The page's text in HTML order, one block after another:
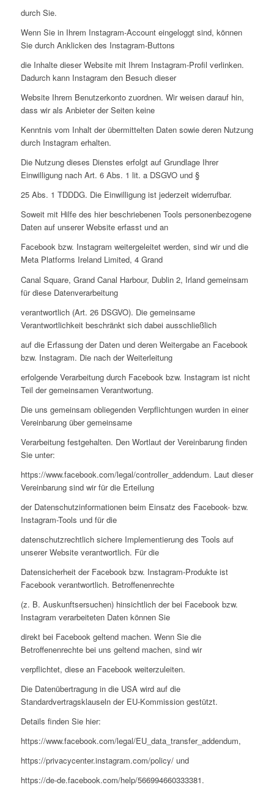
durch Sie.
Wenn Sie in Ihrem Instagram-Account eingeloggt sind, können
Sie durch Anklicken des Instagram-Buttons
die Inhalte dieser Website mit Ihrem Instagram-Profil verlinken.
Dadurch kann Instagram den Besuch dieser
Website Ihrem Benutzerkonto zuordnen. Wir weisen darauf hin,
dass wir als Anbieter der Seiten keine
Kenntnis vom Inhalt der übermittelten Daten sowie deren Nutzung
durch Instagram erhalten.
Die Nutzung dieses Dienstes erfolgt auf Grundlage Ihrer
Einwilligung nach Art. 6 Abs. 1 lit. a DSGVO und §
25 Abs. 1 TDDDG. Die Einwilligung ist jederzeit widerrufbar.
Soweit mit Hilfe des hier beschriebenen Tools personenbezogene
Daten auf unserer Website erfasst und an
Facebook bzw. Instagram weitergeleitet werden, sind wir und die
Meta Platforms Ireland Limited, 4 Grand
Canal Square, Grand Canal Harbour, Dublin 2, Irland gemeinsam
für diese Datenverarbeitung
verantwortlich (Art. 26 DSGVO). Die gemeinsame
Verantwortlichkeit beschränkt sich dabei ausschließlich
auf die Erfassung der Daten und deren Weitergabe an Facebook
bzw. Instagram. Die nach der Weiterleitung
erfolgende Verarbeitung durch Facebook bzw. Instagram ist nicht
Teil der gemeinsamen Verantwortung.
Die uns gemeinsam obliegenden Verpflichtungen wurden in einer
Vereinbarung über gemeinsame
Verarbeitung festgehalten. Den Wortlaut der Vereinbarung finden
Sie unter:
https://www.facebook.com/legal/controller_addendum. Laut dieser
Vereinbarung sind wir für die Erteilung
der Datenschutzinformationen beim Einsatz des Facebook- bzw.
Instagram-Tools und für die
datenschutzrechtlich sichere Implementierung des Tools auf
unserer Website verantwortlich. Für die
Datensicherheit der Facebook bzw. Instagram-Produkte ist
Facebook verantwortlich. Betroffenenrechte
(z. B. Auskunftsersuchen) hinsichtlich der bei Facebook bzw.
Instagram verarbeiteten Daten können Sie
direkt bei Facebook geltend machen. Wenn Sie die
Betroffenenrechte bei uns geltend machen, sind wir
verpflichtet, diese an Facebook weiterzuleiten.
Die Datenübertragung in die USA wird auf die
Standardvertragsklauseln der EU-Kommission gestützt.
Details finden Sie hier:
https://www.facebook.com/legal/EU_data_transfer_addendum,
https://privacycenter.instagram.com/policy/ und
https://de-de.facebook.com/help/566994660333381.